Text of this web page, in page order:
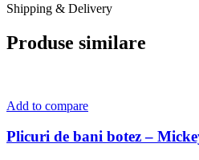
Shipping & Delivery
Produse similare
Add to compare
Plicuri de bani botez –